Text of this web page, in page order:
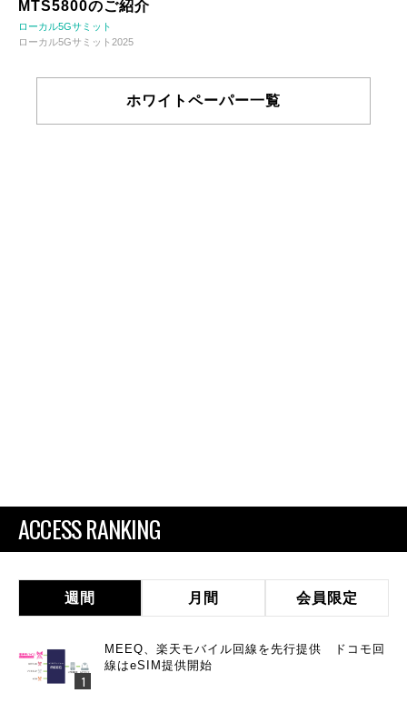
MTS5800のご紹介
ローカル5Gサミット
ローカル5Gサミット2025
ホワイトペーパー一覧
ACCESS RANKING
週間 月間 会員限定
MEEQ、楽天モバイル回線を先行提供 ドコモ回
線はeSIM提供開始